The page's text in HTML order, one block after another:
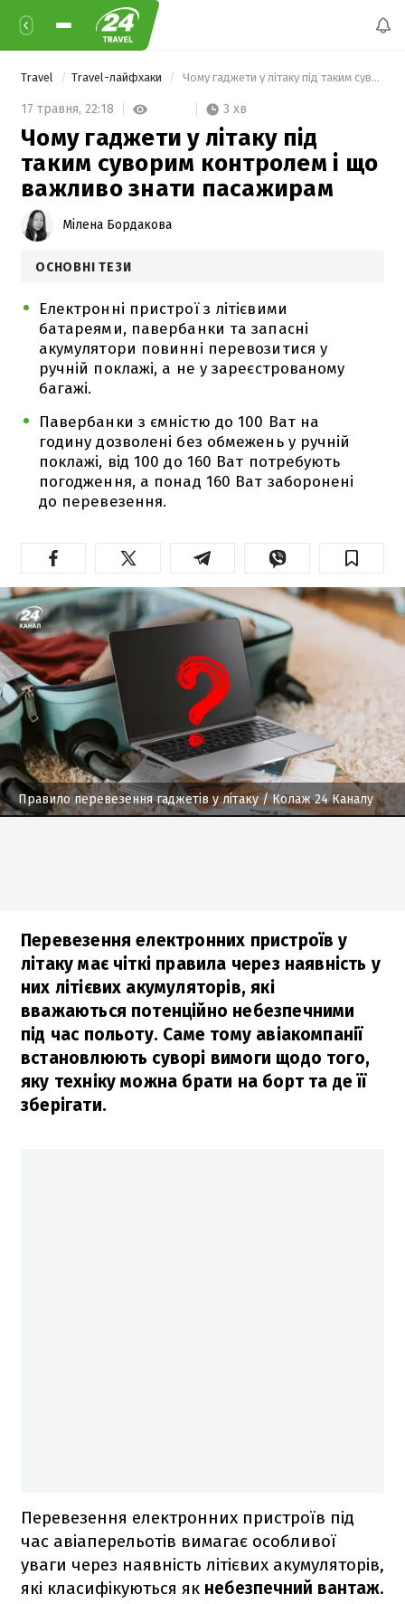
Travel Travel-лайфхаки Чому гаджети у літаку під таким суворим контролем і що важливо знати пасажирам
17 травня, 22:18 3 хв
Чому гаджети у літаку під
таким суворим контролем і що
важливо знати пасажирам
Мілена Бордакова
ОСНОВНІ ТЕЗИ
Електронні пристрої з літієвими
батареями, павербанки та запасні
акумулятори повинні перевозитися у
ручній поклажі, а не у зареєстрованому
багажі.
Павербанки з ємністю до 100 Ват на
годину дозволені без обмежень у ручній
поклажі, від 100 до 160 Ват потребують
погодження, а понад 160 Ват заборонені
до перевезення.
Правило перевезення гаджетів у літаку/ Колаж 24 Каналу
Перевезення електронних пристроїв у
літаку має чіткі правила через наявність у
них літієвих акумуляторів, які
вважаються потенційно небезпечними
під час польоту. Саме тому авіакомпанії
встановлюють суворі вимоги щодо того,
яку техніку можна брати на борт та де її
зберігати.
Перевезення електронних пристроїв під
час авіаперельотів вимагає особливої
уваги через наявність літієвих акумуляторів,
які класифікуються як небезпечний вантаж.